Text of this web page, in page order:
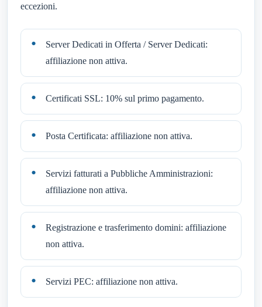
eccezioni.
Server Dedicati in Offerta / Server Dedicati:
affiliazione non attiva.
Certificati SSL: 10% sul primo pagamento.
Posta Certificata: affiliazione non attiva.
Servizi fatturati a Pubbliche Amministrazioni:
affiliazione non attiva.
Registrazione e trasferimento domini: affiliazione
non attiva.
Servizi PEC: affiliazione non attiva.